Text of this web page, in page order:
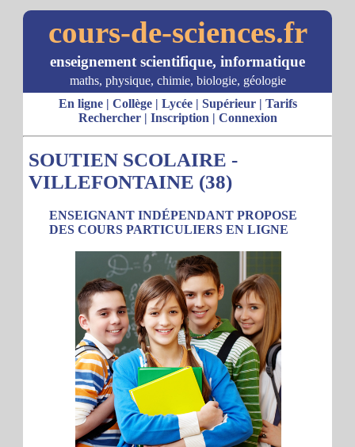
cours-de-sciences.fr
enseignement scientifique, informatique
maths, physique, chimie, biologie, géologie
En ligne| Collège| Lycée| Supérieur| Tarifs
Rechercher| Inscription | Connexion
SOUTIEN SCOLAIRE -
VILLEFONTAINE (38)
ENSEIGNANT INDÉPENDANT PROPOSE
DES COURS PARTICULIERS EN LIGNE